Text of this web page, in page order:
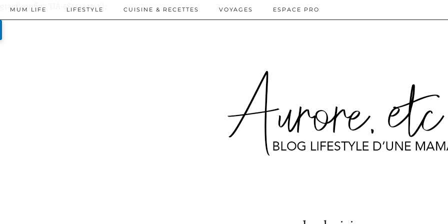
gtag('config', 'UA-68614623-1');
MUM LIFE LIFESTYLE CUISINE & RECETTES VOYAGES ESPACE PRO